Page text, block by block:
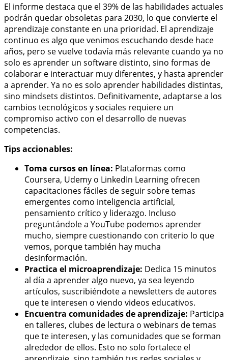
El informe destaca que el 39% de las habilidades actuales
podrán quedar obsoletas para 2030, lo que convierte el
aprendizaje constante en una prioridad. El aprendizaje
continuo es algo que venimos escuchando desde hace
años, pero se vuelve todavía más relevante cuando ya no
solo es aprender un software distinto, sino formas de
colaborar e interactuar muy diferentes, y hasta aprender
a aprender. Ya no es solo aprender habilidades distintas,
sino mindsets distintos. Definitivamente, adaptarse a los
cambios tecnológicos y sociales requiere un
compromiso activo con el desarrollo de nuevas
competencias.
Tips accionables:
Toma cursos en línea: Plataformas como
Coursera, Udemy o LinkedIn Learning ofrecen
capacitaciones fáciles de seguir sobre temas
emergentes como inteligencia artificial,
pensamiento crítico y liderazgo. Incluso
preguntándole a YouTube podemos aprender
mucho, siempre cuestionando con criterio lo que
vemos, porque también hay mucha
desinformación.
Practica el microaprendizaje: Dedica 15 minutos
al día a aprender algo nuevo, ya sea leyendo
artículos, suscribiéndote a newsletters de autores
que te interesen o viendo videos educativos.
Encuentra comunidades de aprendizaje: Participa
en talleres, clubes de lectura o webinars de temas
que te interesen, y las comunidades que se forman
alrededor de ellos. Esto no solo fortalece el